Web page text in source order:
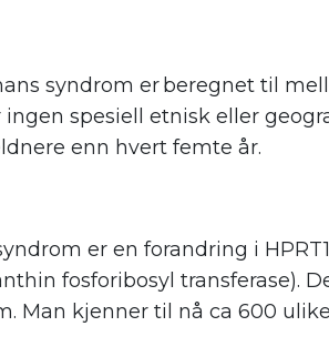
syndrom er beregnet til
spesiell etnisk eller
enn hvert femte år.
er en forandring i
fosforibosyl transferase).
Man kjenner til nå ca 600